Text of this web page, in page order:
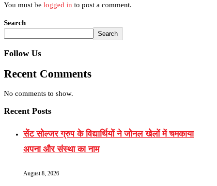
You must be logged in to post a comment.
Search
Search
Follow Us
Recent Comments
No comments to show.
Recent Posts
सेंट सोल्जर ग्रुप के विद्यार्थियों ने जोनल खेलों में चमकाया
अपना और संस्था का नाम
August 8, 2026